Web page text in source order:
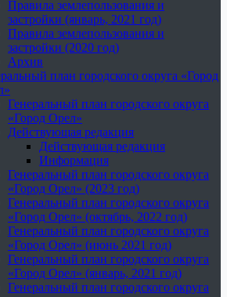
Правила землепользования и
застройки (январь, 2021 год)
Правила землепользования и
застройки (2020 год)
Архив
план городского округа «Город
Генеральный план городского округа
«Город Орел»
Действующая редакция
Действующая редакция
Информация
Генеральный план городского округа
«Город Орел» (2023 год)
Генеральный план городского округа
«Город Орел» (октябрь, 2022 год)
Генеральный план городского округа
«Город Орел» (июнь 2021 год)
Генеральный план городского округа
«Город Орел» (январь, 2021 год)
Генеральный план городского округа